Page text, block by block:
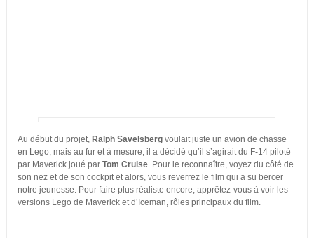
Au début du projet, Ralph Savelsbergvoulait juste un avion de chasse
en Lego, mais au fur et à mesure, il a décidé qu’il s’agirait du F-14 piloté
par Maverick joué par Tom Cruise. Pour le reconnaître, voyez du côté de
son nez et de son cockpit et alors, vous reverrez le film qui a su bercer
notre jeunesse. Pour faire plus réaliste encore, apprêtez-vous à voir les
versions Lego de Maverick et d’Iceman, rôles principaux du film.